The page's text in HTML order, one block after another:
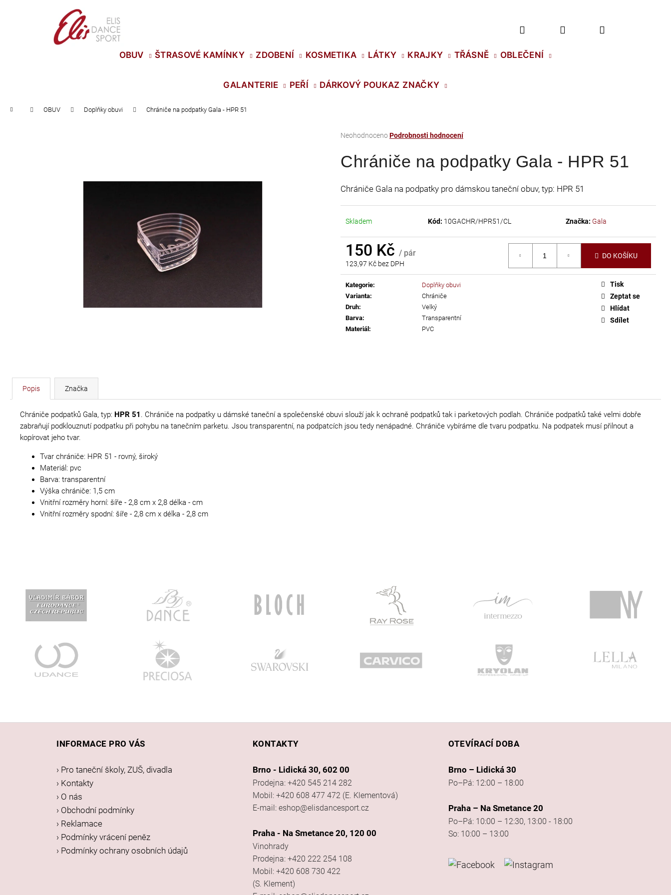
OBUV ŠTRASOVÉ KAMÍNKY ZDOBENÍ KOSMETIKA LÁTKY KRAJKY TŘÁSNĚ OBLEČENÍ
GALANTERIE PEŘÍ DÁRKOVÝ POUKAZ ZNAČKY
Přihlášení
Domů OBUV Doplňky obuvi Chrániče na podpatky Gala - HPR 51
Průměrné
produktu
je
z
NeohodnocenoPodrobnosti hodnocení
Chrániče na podpatky Gala - HPR 51
Chrániče Gala na podpatky pro dámskou taneční obuv, typ: HPR 51
Skladem Kód: 10GACHR/HPR51/CL Značka: Gala
150 Kč / pár
123,97 Kč bez DPH
Měrná
cena:
DO KOŠÍKU
Kategorie:
Doplňky obuvi
Varianta:
Chrániče
Druh:
Velký
Barva:
Transparentní
Materiál: PVC
Tisk
Zeptat se
Hlídat
Sdílet
Popis Značka
Chrániče podpatků Gala, typ: HPR 51 . Chrániče na podpatky u dámské taneční a společenské obuvi slouží jak k ochraně podpatků tak i parketových podlah. Chrániče podpatků také velmi dobře
zabraňují podklouznutí podpatku při pohybu na tanečním parketu. Jsou transparentní, na podpatcích jsou tedy nenápadné. Chrániče vybíráme dle tvaru podpatku. Na podpatek musí přilnout a
kopírovat jeho tvar.
Tvar chrániče: HPR 51 - rovný, široký
Materiál: pvc
Barva: transparentní
Výška chrániče: 1,5 cm
Vnitřní rozměry horní: šíře - 2,8 cm x 2,8 délka - cm
Vnitřní rozměry spodní: šíře - 2,8 cm x délka - 2,8 cm
Co potřebujete najít?
TŘÁSNĚ NEELASTICKÉ BARBADOS
SWAROVSKI XIRIUS NH SS-16 CRYSTAL
PRECIOSA VIVA12 NH SS-5 CRYSTAL
55 Kč
INFORMACE PRO VÁS
› Pro taneční školy, ZUŠ, divadla
› Kontakty
› O nás
› Obchodní podmínky
› Reklamace
› Podmínky vrácení peněz
› Podmínky ochrany osobních údajů
KONTAKTY
Brno - Lidická 30, 602 00
Prodejna: +420 545 214 282
Mobil: +420 608 477 472 (E. Klementová)
E-mail: eshop@elisdancesport.cz
Praha - Na Smetance 20, 120 00
Vinohrady
Prodejna: +420 222 254 108
Mobil: +420 608 730 422
(S. Klement)
OTEVÍRACÍ DOBA
Brno – Lidická 30
Po–Pá: 12:00 – 18:00
Praha – Na Smetance 20
Po–Pá: 10:00 – 12:30, 13:00 - 18:00
So: 10:00 – 13:00